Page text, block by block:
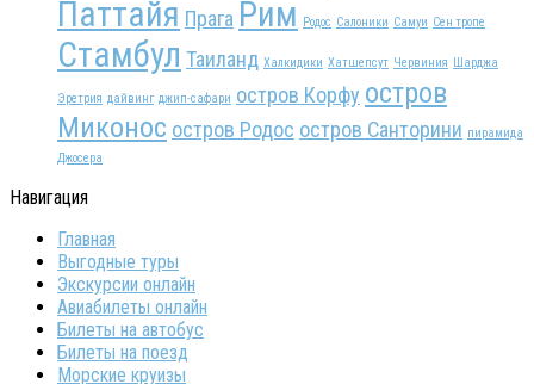
Паттайя Прага Рим Родос Салоники Самуи Сен тропе
Стамбул Таиланд Халкидики Хатшепсут Червиния Шарджа
Эретрия дайвинг джип-сафари остров Корфу остров
Миконос остров Родос остров Санторини пирамида
Джосера
Навигация
Главная
Выгодные туры
Экскурсии онлайн
Авиабилеты онлайн
Билеты на автобус
Билеты на поезд
Морские круизы